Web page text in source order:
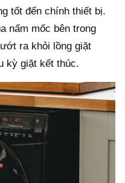
tốt đến chính thiết bị.
nấm mốc bên trong
ra khỏi lồng giặt
kỳ giặt kết thúc.